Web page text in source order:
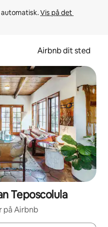
automatisk. Vis på det
Airbnb dit sted
Teposcolula
på Airbnb